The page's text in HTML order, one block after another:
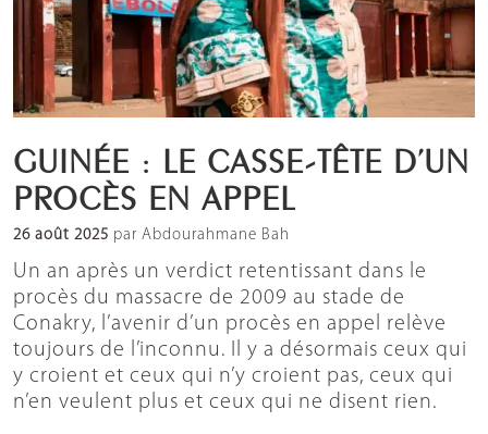
GUINÉE : LE CASSE-TÊTE D’UN
PROCÈS EN APPEL
26 août 2025 par Abdourahmane Bah
Un an après un verdict retentissant dans le
procès du massacre de 2009 au stade de
Conakry, l’avenir d’un procès en appel relève
toujours de l’inconnu. Il y a désormais ceux qui
y croient et ceux qui n’y croient pas, ceux qui
n’en veulent plus et ceux qui ne disent rien.